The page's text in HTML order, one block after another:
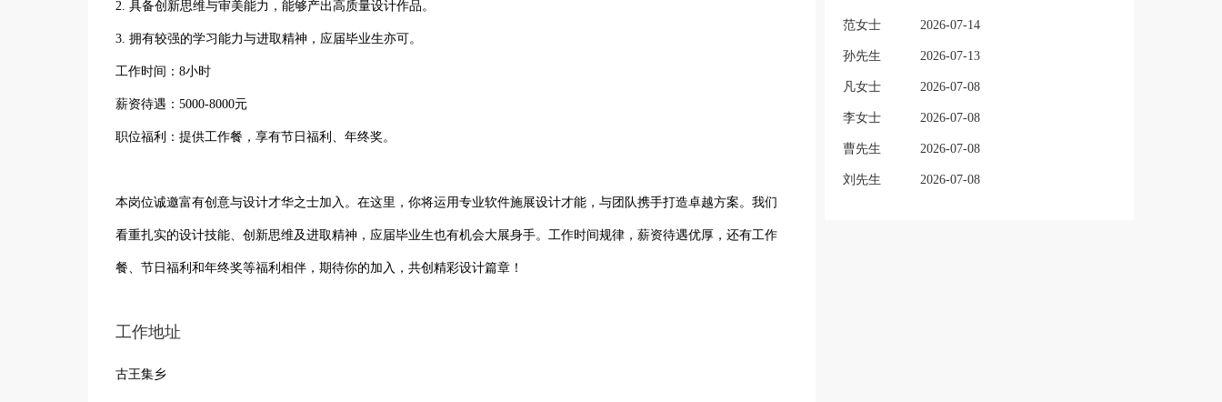
2. 具备创新思维与审美能力，能够产出高质量设计作品。
3. 拥有较强的学习能力与进取精神，应届毕业生亦可。
工作时间：8小时
薪资待遇：5000-8000元
职位福利：提供工作餐，享有节日福利、年终奖。
本岗位诚邀富有创意与设计才华之士加入。在这里，你将运用专业软件施展设计才能，与团队携手打造卓越方案。我们
看重扎实的设计技能、创新思维及进取精神，应届毕业生也有机会大展身手。工作时间规律，薪资待遇优厚，还有工作
餐、节日福利和年终奖等福利相伴，期待你的加入，共创精彩设计篇章！
工作地址
古王集乡
范女士 2026-07-14
孙先生 2026-07-13
凡女士 2026-07-08
李女士 2026-07-08
曹先生 2026-07-08
刘先生 2026-07-08